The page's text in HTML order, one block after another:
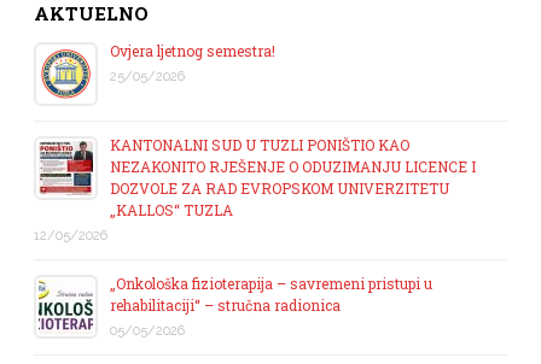
AKTUELNO
Ovjera ljetnog semestra!
25/05/2026
KANTONALNI SUD U TUZLI PONIŠTIO KAO
NEZAKONITO RJEŠENJE O ODUZIMANJU LICENCE I
DOZVOLE ZA RAD EVROPSKOM UNIVERZITETU
„KALLOS“ TUZLA
12/05/2026
„Onkološka fizioterapija – savremeni pristupi u
rehabilitaciji“ – stručna radionica
05/05/2026